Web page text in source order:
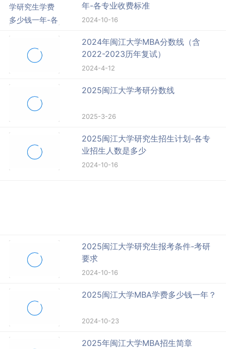
年-各专业收费标准
2024-10-16
2024年闽江大学MBA分数线（含
2022-2023历年复试）
2024-4-12
2025闽江大学考研分数线
2025-3-26
2025闽江大学研究生招生计划-各专
业招生人数是多少
2024-10-16
2025闽江大学研究生报考条件-考研
要求
2024-10-16
2025闽江大学MBA学费多少钱一年？
2024-10-23
2025年闽江大学MBA招生简章